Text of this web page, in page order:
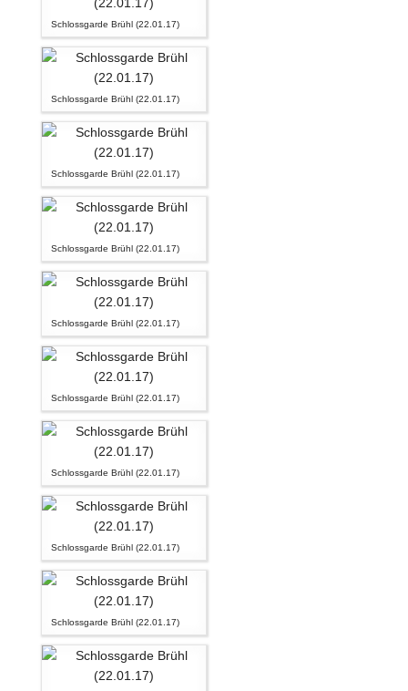
Schlossgarde Brühl (22.01.17)
Schlossgarde Brühl (22.01.17)
Schlossgarde Brühl (22.01.17)
Schlossgarde Brühl (22.01.17)
Schlossgarde Brühl (22.01.17)
Schlossgarde Brühl (22.01.17)
Schlossgarde Brühl (22.01.17)
Schlossgarde Brühl (22.01.17)
Schlossgarde Brühl (22.01.17)